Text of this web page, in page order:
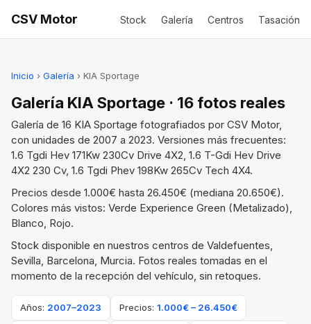
CSV Motor Stock Galería Centros Tasación
Inicio › Galería › KIA Sportage
Galería KIA Sportage · 16 fotos reales
Galería de 16 KIA Sportage fotografiados por CSV Motor,
con unidades de 2007 a 2023. Versiones más frecuentes:
1.6 Tgdi Hev 171Kw 230Cv Drive 4X2, 1.6 T-Gdi Hev Drive
4X2 230 Cv, 1.6 Tgdi Phev 198Kw 265Cv Tech 4X4.
Precios desde 1.000€ hasta 26.450€ (mediana 20.650€).
Colores más vistos: Verde Experience Green (Metalizado),
Blanco, Rojo.
Stock disponible en nuestros centros de Valdefuentes,
Sevilla, Barcelona, Murcia. Fotos reales tomadas en el
momento de la recepción del vehículo, sin retoques.
Años: 2007–2023 Precios: 1.000€ – 26.450€